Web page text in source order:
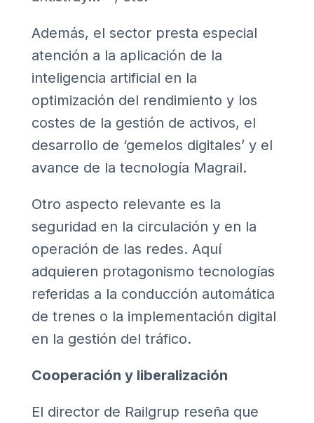
Además, el sector presta especial
atención a la aplicación de la
inteligencia artificial en la
optimización del rendimiento y los
costes de la gestión de activos, el
desarrollo de ‘gemelos digitales’ y el
avance de la tecnología Magrail.
Otro aspecto relevante es la
seguridad en la circulación y en la
operación de las redes. Aquí
adquieren protagonismo tecnologías
referidas a la conducción automática
de trenes o la implementación digital
en la gestión del tráfico.
Cooperación y liberalización
El director de Railgrup reseña que